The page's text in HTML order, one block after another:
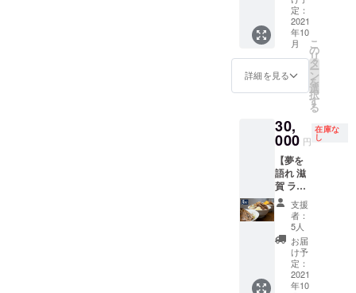
MSPAR
Kのアカ
ウント
が食べ
放題
PASSに
なりま
す。
時にお
見せく
ださ
い。
まして
は別途
購入を
お願い
す。 ※
このリ
のみ使
用可能
です。
他人
に譲渡
するこ
とはで
きませ
ん。
※DREA
MSPAR
Kのアカ
ウント
りま
す。 ※
オンラ
インで
等も受
け付け
合、交
通費は
発生い
たしま
せん。
めのリ
ターン
となっ
ており
本来
DREAM
を受け
れば無
料で利
用する
ことが
できる
サービ
スで
す。趣
旨をご
理解の
上でご
支援く
上』で
ご利用
いただ
くとお
得にな
りま
DREAM
SPARK
の初期
ユー
ザーと
して
SNSに
もご招
待させ
ていた
だきま
す。 ※
夢を語
＆
【DRE
AMSPA
RKの原
野を開
拓する
年間
ラーメ
ンが食
べ放題
になる
夢の限
定リ
ターン
です。
『月７
回以
上』で
ご利用
いただ
定：
2021
年10
月
詳細を見る
こ
の
リ
タ
ー
ン
を
選
択
す
る
30,
000 円
在庫な
し
【夢を
語れ 滋
賀 ラー
メン半
年間食
べ放
題】
＆
支援
者：
5人
お届
け予
定：
2021
年10